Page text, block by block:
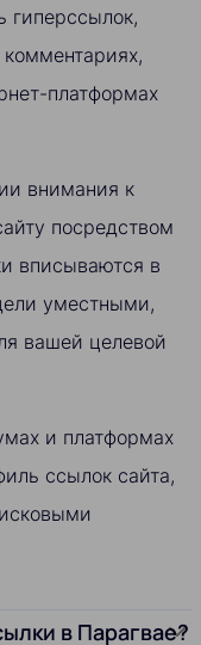
гиперссылок,
платформах
внимания к
посредством
вписываются в
уместными,
вашей целевой
и платформах
ссылок сайта,
в Парагвае?